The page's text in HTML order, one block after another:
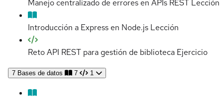
Manejo centralizado de errores en APIs REST Lección
Introducción a Express en Node.js Lección
Reto API REST para gestión de biblioteca Ejercicio
7 Bases de datos 7 1